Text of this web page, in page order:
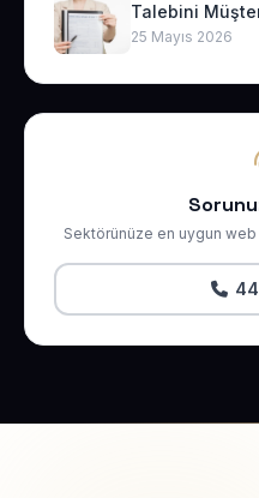
Talebini
25 Mayıs 2026
Sektörünüze en uygun